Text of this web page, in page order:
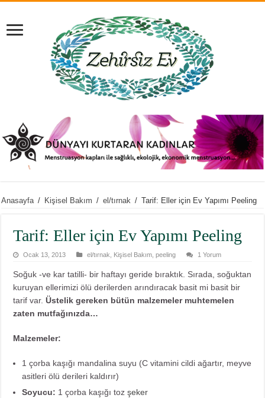
Anasayfa / Kişisel Bakım / el/tırnak / Tarif: Eller için Ev Yapımı Peeling
Tarif: Eller için Ev Yapımı Peeling
Ocak 13, 2013 el/tırnak Kişisel Bakım ,peeling 1 Yorum
Soğuk -ve kar tatilli- bir haftayı geride bıraktık. Sırada, soğuktan
kuruyan ellerimizi ölü derilerden arındıracak basit mi basit bir
tarif var.Üstelik gereken bütün malzemeler muhtemelen
zaten mutfağınızda…
Malzemeler:
1 çorba kaşığı mandalina suyu (C vitamini cildi ağartır, meyve
asitleri ölü derileri kaldırır)
Soyucu: 1 çorba kaşığı tozşeker